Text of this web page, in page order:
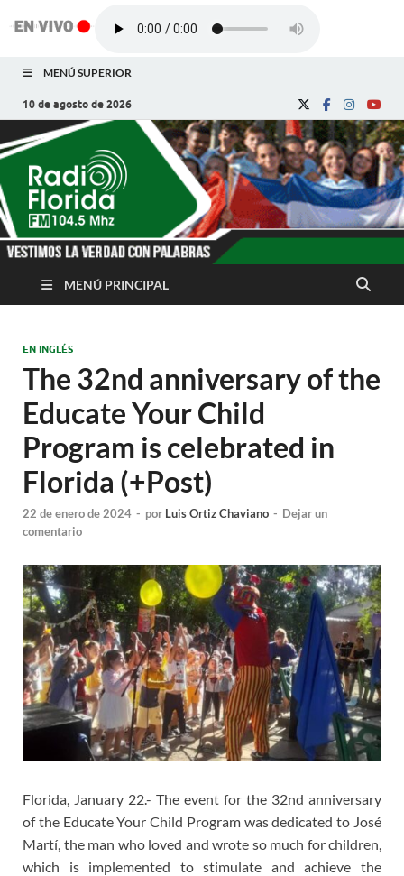
MENÚ SUPERIOR
10 de agosto de 2026
Radio Florida de
Cuba
Noticias y Actualidades de Florida, Camagüey,
MENÚ PRINCIPAL
EN INGLÉS
The 32nd anniversary of the
Educate Your Child
Program is celebrated in
Florida (+Post)
22 de enero de 2024 - por Luis Ortiz Chaviano - Dejar un
comentario
Florida, January 22.- The event for the 32nd anniversary
of the Educate Your Child Program was dedicated to José
Martí, the man who loved and wrote so much for children,
which is implemented to stimulate and achieve the